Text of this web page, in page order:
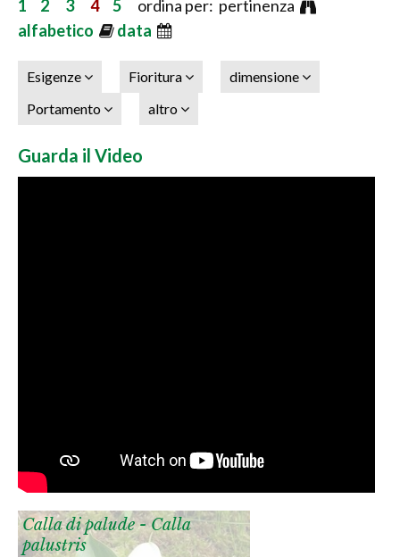
1 2 3 4 5 ordina per: pertinenza
alfabetico
data
Esigenze Fioritura
dimensione
Portamento
altro
Guarda il Video
Calla di palude - Calla
palustris